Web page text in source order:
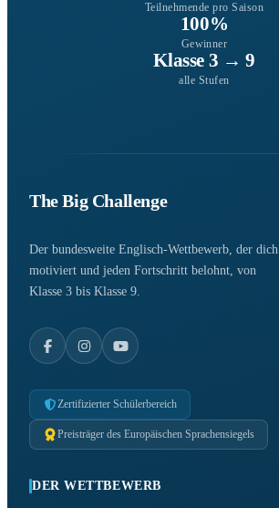
Teilnehmende pro Saison
100%
Gewinner
Klasse 3 → 9
alle Stufen
The Big Challenge
Der bundesweite Englisch-Wettbewerb, der dich
motiviert und jeden Fortschritt belohnt, von
Klasse 3 bis Klasse 9.
Zertifizierter Schülerbereich
Preisträger des Europäischen Sprachensiegels
DER WETTBEWERB